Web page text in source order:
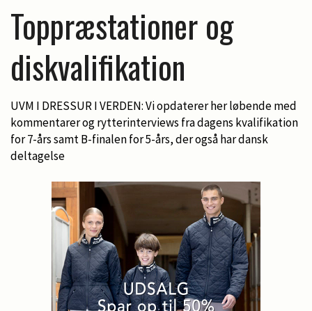
Toppræstationer og
diskvalifikation
UVM I DRESSUR I VERDEN: Vi opdaterer her løbende med
kommentarer og rytterinterviews fra dagens kvalifikation
for 7-års samt B-finalen for 5-års, der også har dansk
deltagelse